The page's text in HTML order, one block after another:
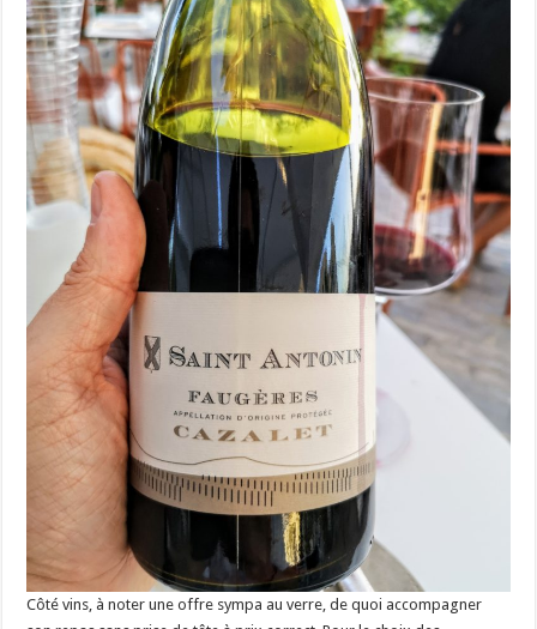
Côté vins, à noter une offre sympa au verre, de quoi accompagner